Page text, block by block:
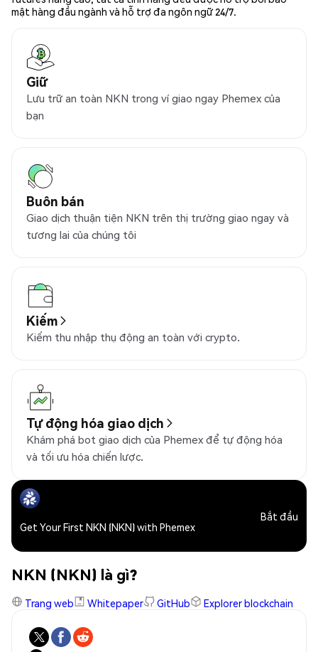
mật hàng đầu ngành và hỗ trợ đa ngôn ngữ 24/7.
Giữ
Lưu trữ an toàn NKN trong ví giao ngay Phemex của
bạn
Buôn bán
Giao dịch thuận tiện NKN trên thị trường giao ngay và
tương lai của chúng tôi
Kiếm
Kiếm thu nhập thụ động an toàn với crypto.
Tự động hóa giao dịch
Khám phá bot giao dịch của Phemex để tự động hóa
và tối ưu hóa chiến lược.
Get Your First NKN (NKN) with Phemex
Bắt đầu
NKN (NKN) là gì?
Trang web Whitepaper GitHub Explorer blockchain